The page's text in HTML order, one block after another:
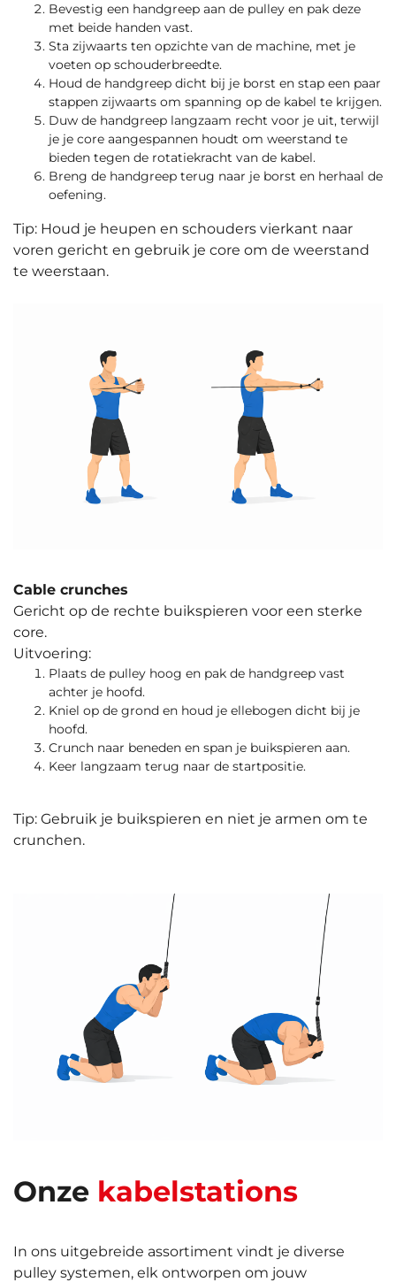
Bevestig een handgreep aan de pulley en pak deze
met beide handen vast.
Sta zijwaarts ten opzichte van de machine, met je
voeten op schouderbreedte.
Houd de handgreep dicht bij je borst en stap een paar
stappen zijwaarts om spanning op de kabel te krijgen.
Duw de handgreep langzaam recht voor je uit, terwijl
je je core aangespannen houdt om weerstand te
bieden tegen de rotatiekracht van de kabel.
Breng de handgreep terug naar je borst en herhaal de
oefening.
Tip: Houd je heupen en schouders vierkant naar
voren gericht en gebruik je core om de weerstand
te weerstaan.
Cable crunches
Gericht op de rechte buikspieren voor een sterke
core.
Uitvoering:
Plaats de pulley hoog en pak de handgreep vast
achter je hoofd.
Kniel op de grond en houd je ellebogen dicht bij je
hoofd.
Crunch naar beneden en span je buikspieren aan.
Keer langzaam terug naar de startpositie.
Tip: Gebruik je buikspieren en niet je armen om te
crunchen.
Onze kabelstations
In ons uitgebreide assortiment vindt je diverse
pulley systemen, elk ontworpen om jouw